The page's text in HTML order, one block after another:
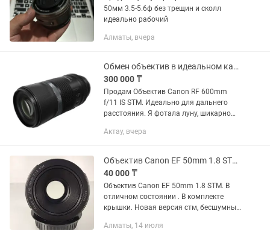
50мм 3.5-5.6ф без трещин и сколл
идеально рабочий
Алматы, вчера
Обмен объектив в идеальном качестве
300 000 ₸
Продам Объектив Canon RF 600mm
f/11 IS STM. Идеально для дальнего
расстояния. Я фотала луну, шикарно
приложила. Луна получается
Актау, вчера
Объектив Canon EF 50mm 1.8 STM. Портретник
40 000 ₸
Объектив Canon EF 50mm 1.8 STM. В
отличном состоянии . В комплекте
крышки. Новая версия стм, бесшумный
фото тоже. Светосильный. Цена 40.000
Алматы, 14 июля